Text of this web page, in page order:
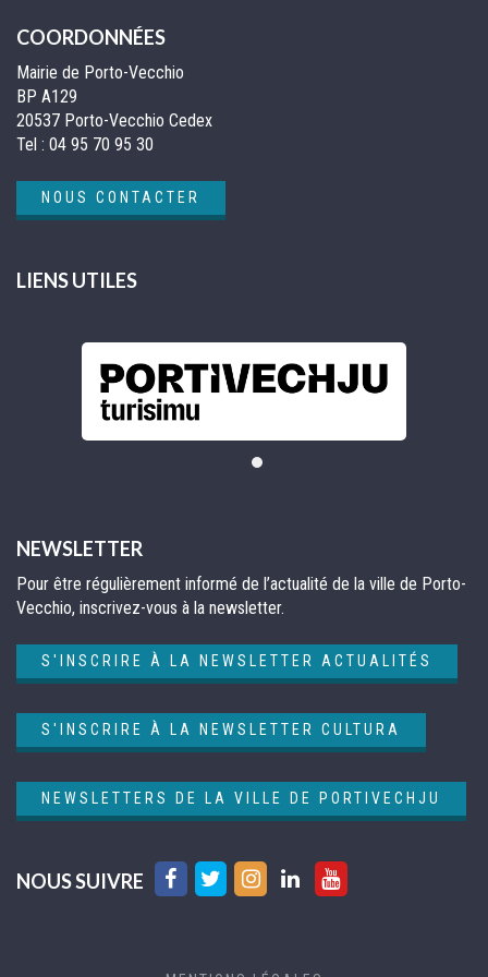
COORDONNÉES
Mairie de Porto-Vecchio
BP A129
20537 Porto-Vecchio Cedex
Tel : 04 95 70 95 30
NOUS CONTACTER
LIENS UTILES
NEWSLETTER
Pour être régulièrement informé de l’actualité de la ville de Porto-
Vecchio, inscrivez-vous à la newsletter.
S'INSCRIRE À LA NEWSLETTER ACTUALITÉS
S'INSCRIRE À LA NEWSLETTER CULTURA
NEWSLETTERS DE LA VILLE DE PORTIVECHJU
NOUS SUIVRE
Lien
compte
Lien
compte
Lien
compte
Lien
compte